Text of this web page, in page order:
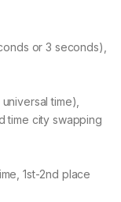
or 3 seconds),
time),
time city swapping
1st-2nd place